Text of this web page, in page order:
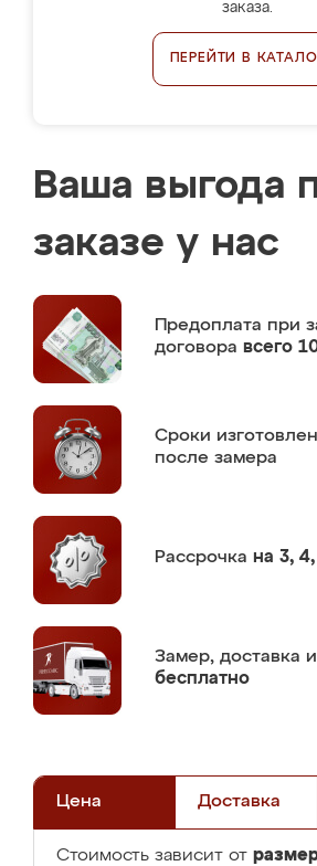
заказа.
ПЕРЕЙТИ В
Ваша выгода
заказе у нас
Предоплата при
договора всего
Сроки
после замера
Рассрочка на 3,
Замер, доставка
бесплатно
Цена Доставка
Стоимость зависит от